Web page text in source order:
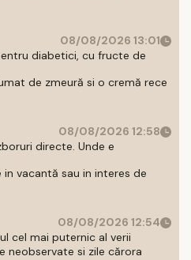
08/08/2026 13:01
diabetici, cu fructe de
de zmeură si o cremă rece
08/08/2026 12:58
directe. Unde e
vacantă sau in interes de
08/08/2026 12:54
cel mai puternic al verii
neobservate si zile cărora